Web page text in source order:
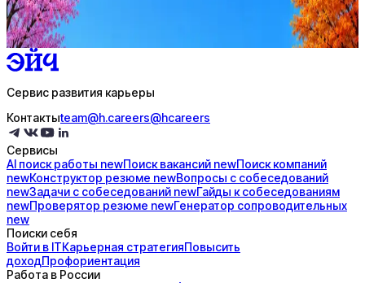
Сервис развития карьеры
Контактыteam@h.careers@hcareers
Сервисы
AI поискработы newПоисквакансий newПоисккомпаний
newКонструктор резюме newВопросы с собеседований
newЗадачи с собеседований newГайды ксобеседованиям
newПроверятор резюме newГенератор сопроводительных
new
Поиски себя
Войти в ITКарьерная стратегияПовысить
доходПрофориентация
Работа в России